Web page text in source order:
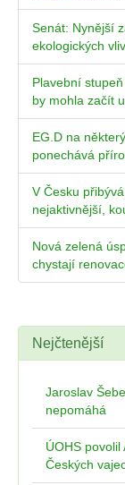
Senát: Nynější
ekologických
Plavební
by mohla začít
EG.D na
ponechává
V Česku
nejaktivnější,
Nová zelená
chystají
Nejčtenější
Jaroslav
nepomáhá
ÚOHS
Českých